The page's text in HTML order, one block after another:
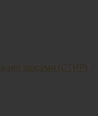
рақами (СТИР)